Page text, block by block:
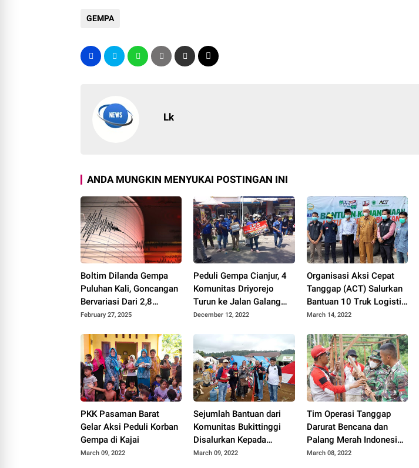
GEMPA
Lk
ANDA MUNGKIN MENYUKAI POSTINGAN INI
Boltim Dilanda Gempa
Puluhan Kali, Goncangan
Bervariasi Dari 2,8
Hingga 6,1 Magnitudo
February 27, 2025
Peduli Gempa Cianjur, 4
Komunitas Driyorejo
Turun ke Jalan Galang
Donasi
December 12, 2022
Organisasi Aksi Cepat
Tanggap (ACT) Salurkan
Bantuan 10 Truk Logistik,
Total Rp1,5 Miliar
March 14, 2022
PKK Pasaman Barat
Gelar Aksi Peduli Korban
Gempa di Kajai
March 09, 2022
Sejumlah Bantuan dari
Komunitas Bukittinggi
Disalurkan Kepada
Korban Gempa Pasaman
March 09, 2022
Tim Operasi Tanggap
Darurat Bencana dan
Palang Merah Indonesia
Pasaman Barat,
March 08, 2022